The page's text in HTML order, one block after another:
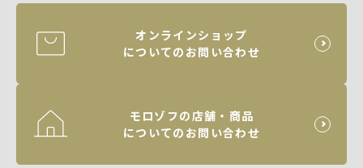
オンラインショップ
についてのお問い合わせ
モロゾフの店舗・商品
についてのお問い合わせ